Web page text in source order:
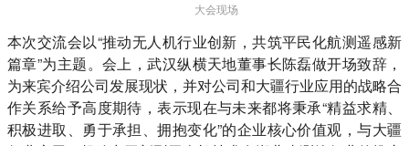
大会现场
本次交流会以“推动无人机行业创新，共筑平民化航测遥感新
篇章”为主题。会上，武汉纵横天地董事长陈磊做开场致辞，
为来宾介绍公司发展现状，并对公司和大疆行业应用的战略合
作关系给予高度期待，表示现在与未来都将秉承“精益求精、
积极进取、勇于承担、拥抱变化”的企业核心价值观，与大疆